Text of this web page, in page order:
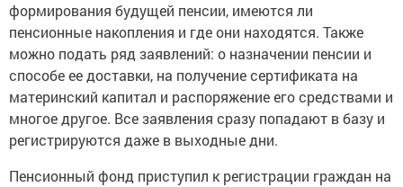
формирования будущей пенсии, имеются ли
пенсионные накопления и где они находятся. Также
можно подать ряд заявлений: о назначении пенсии и
способе ее доставки, на получение сертификата на
материнский капитал и распоряжение его средствами и
многое другое. Все заявления сразу попадают в базу и
регистрируются даже в выходные дни.
Пенсионный фонд приступил к регистрации граждан на